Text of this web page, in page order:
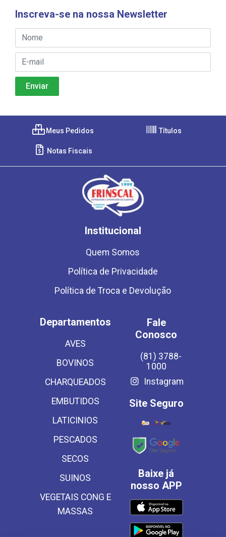
Inscreva-se na nossa Newsletter
Meus Pedidos Títulos
Notas Fiscais
Institucional
Quem Somos
Política de Privacidade
Política de Troca e Devolução
Departamentos
AVES
BOVINOS
CHARQUEADOS
EMBUTIDOS
LATICINIOS
PESCADOS
SECOS
SUINOS
VEGETAIS CONG E
MASSAS
Fale
Conosco
(81) 3788-
1000
Instagram
Site Seguro
Baixe já
nosso APP